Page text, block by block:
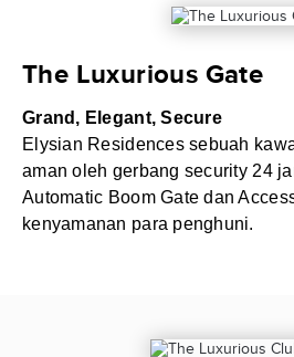
The Luxurious Gate
Grand, Elegant, Secure
Elysian Residences sebuah
aman oleh gerbang security 24
Automatic Boom Gate dan
kenyamanan para penghuni.